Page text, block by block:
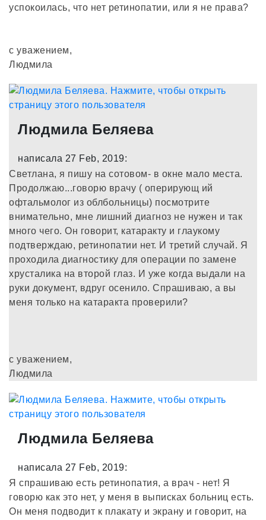
успокоилась, что нет ретинопатии, или я не права?
с уважением,
Людмила
Людмила Беляева
написала 27 Feb, 2019:
Светлана, я пишу на сотовом- в окне мало места.
Продолжаю...говорю врачу ( оперирующ ий
офтальмолог из облбольницы) посмотрите
внимательно, мне лишний диагноз не нужен и так
много чего. Он говорит, катаракту и глаукому
подтверждаю, ретинопатии нет. И третий случай. Я
проходила диагностику для операции по замене
хрусталика на второй глаз. И уже когда выдали на
руки документ, вдруг осенило. Спрашиваю, а вы
меня только на катаракта проверили?
с уважением,
Людмила
Людмила Беляева
написала 27 Feb, 2019:
Я спрашиваю есть ретинопатия, а врач - нет! Я
говорю как это нет, у меня в выписках больниц есть.
Он меня подводит к плакату и экрану и говорит, на